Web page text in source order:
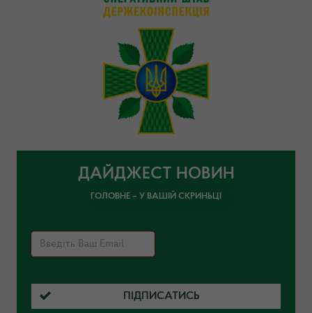
ДАЙДЖЕСТ НОВИН
ГОЛОВНЕ – У ВАШІЙ СКРИНЬЦІ
ПІДПИСАТИСЬ